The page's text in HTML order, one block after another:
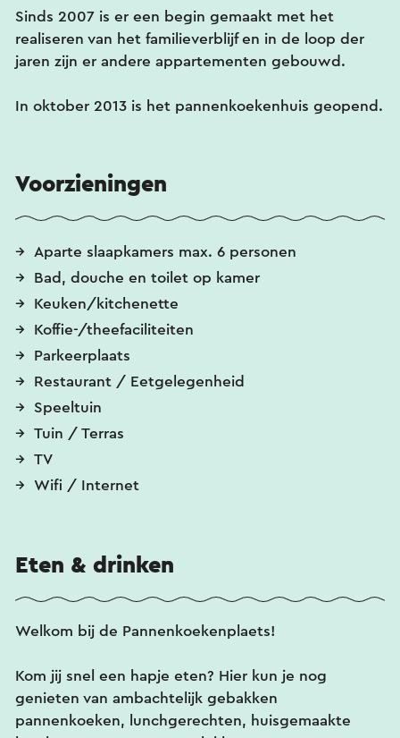
Sinds 2007 is er een begin gemaakt met het
realiseren van het familieverblijf en in de loop der
jaren zijn er andere appartementen gebouwd.
In oktober 2013 is het pannenkoekenhuis geopend.
Voorzieningen
Aparte slaapkamers max. 6 personen
Bad, douche en toilet op kamer
Keuken/kitchenette
Koffie-/theefaciliteiten
Parkeerplaats
Restaurant / Eetgelegenheid
Speeltuin
Tuin / Terras
TV
Wifi / Internet
Eten & drinken
Welkom bij de Pannenkoekenplaets!
Kom jij snel een hapje eten? Hier kun je nog
genieten van ambachtelijk gebakken
pannenkoeken, lunchgerechten, huisgemaakte